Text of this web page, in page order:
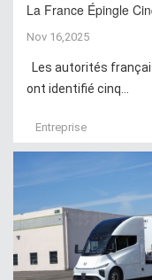
La France Épingle
Nov 16,2025
Les autorités
ont identifié cinq...
Entreprise